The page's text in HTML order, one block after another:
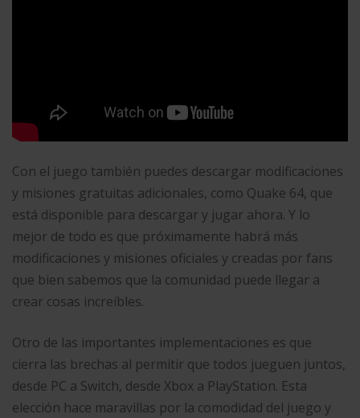
Con el juego también puedes descargar modificaciones
y misiones gratuitas adicionales, como Quake 64, que
está disponible para descargar y jugar ahora. Y lo
mejor de todo es que próximamente habrá más
modificaciones y misiones oficiales y creadas por fans
que bien sabemos que la comunidad puede llegar a
crear cosas increíbles.
Otro de las importantes implementaciones es que
cierra las brechas al permitir que todos jueguen juntos,
desde PC a Switch, desde Xbox a PlayStation. Esta
elección hace maravillas por la comodidad del juego y